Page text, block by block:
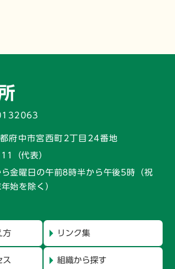
府中市宮西町2丁目24番地
（代表）
ら金曜日の午前8時半から午後5時 （祝
始を除く）
方 リンク集
ス 組織から探す